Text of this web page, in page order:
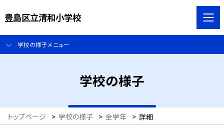
豊島区立清和小学校
学校の様子メニュー
学校の様子
トップページ > 学校の様子 > 全学年 > 詳細